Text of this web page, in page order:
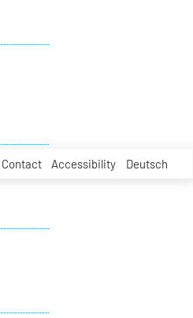
Contact Accessibility Deutsch